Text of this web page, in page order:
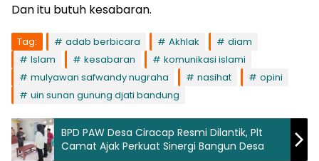
Dan itu butuh kesabaran.
Tag: adab berbicara Akhlak
diam
Islam
kesabaran
komunikasi islami
mulyawan safwandy nugraha
nasihat
opini
uin sunan gunung djati bandung
BPD PAW Desa Ciracap Resmi Dilantik, Plt
Camat Ajak Perkuat Sinergi Bangun Desa